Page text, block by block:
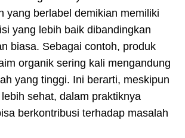
yang berlabel demikian memiliki
yang lebih baik dibandingkan
biasa. Sebagai contoh, produk
organik sering kali mengandung
yang tinggi. Ini berarti, meskipun
sehat, dalam praktiknya
berkontribusi terhadap masalah